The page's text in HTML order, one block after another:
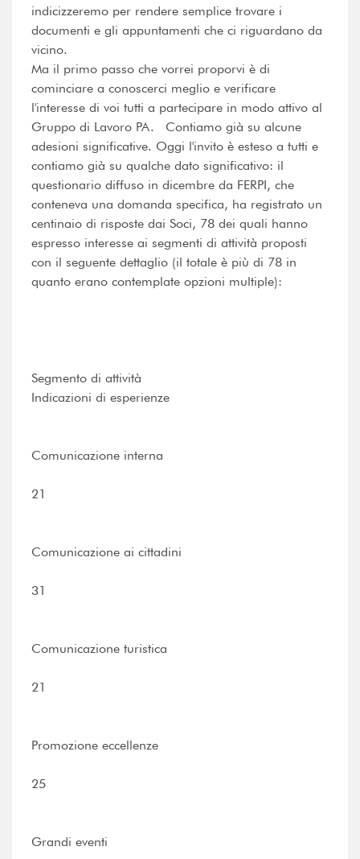
indicizzeremo per rendere semplice trovare i
documenti e gli appuntamenti che ci riguardano da
vicino.
Ma il primo passo che vorrei proporvi è di
cominciare a conoscerci meglio e verificare
l'interesse di voi tutti a partecipare in modo attivo al
Gruppo di Lavoro PA. Contiamo già su alcune
adesioni significative. Oggi l'invito è esteso a tutti e
contiamo già su qualche dato significativo: il
questionario diffuso in dicembre da FERPI, che
conteneva una domanda specifica, ha registrato un
centinaio di risposte dai Soci, 78 dei quali hanno
espresso interesse ai segmenti di attività proposti
con il seguente dettaglio (il totale è più di 78 in
quanto erano contemplate opzioni multiple):
Segmento di attività
Indicazioni di esperienze
Comunicazione interna
21
Comunicazione ai cittadini
31
Comunicazione turistica
21
Promozione eccellenze
25
Grandi eventi